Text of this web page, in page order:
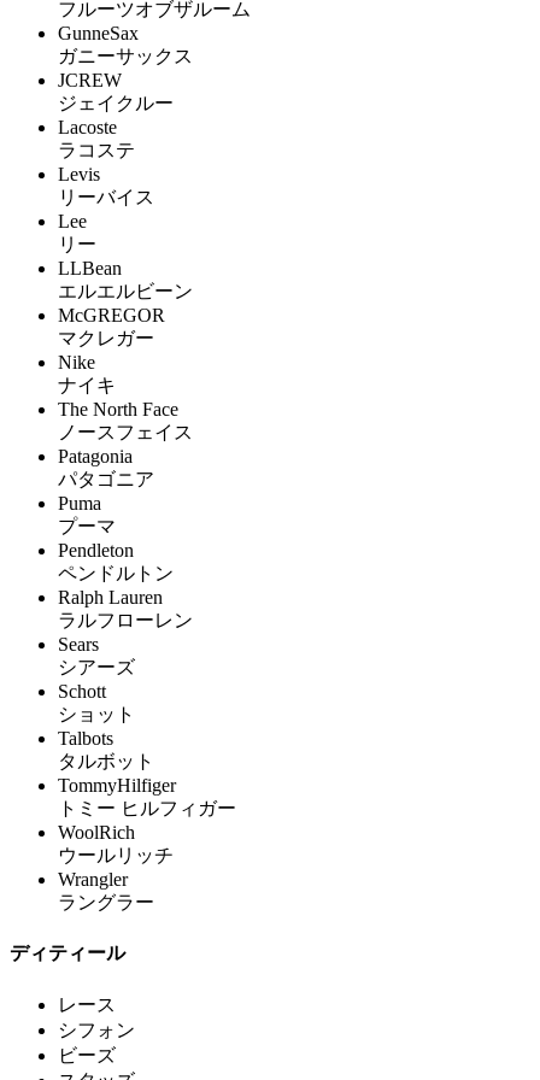
フルーツオブザルーム
GunneSax
ガニーサックス
JCREW
ジェイクルー
Lacoste
ラコステ
Levis
リーバイス
Lee
リー
LLBean
エルエルビーン
McGREGOR
マクレガー
Nike
ナイキ
The North Face
ノースフェイス
Patagonia
パタゴニア
Puma
プーマ
Pendleton
ペンドルトン
Ralph Lauren
ラルフローレン
Sears
シアーズ
Schott
ショット
Talbots
タルボット
TommyHilfiger
トミー ヒルフィガー
WoolRich
ウールリッチ
Wrangler
ラングラー
ディティール
レース
シフォン
ビーズ